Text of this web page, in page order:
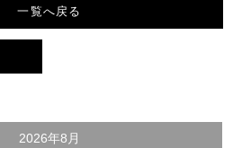
一覧へ戻る
2026年8月